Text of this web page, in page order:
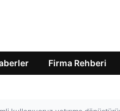
Firma Rehberi